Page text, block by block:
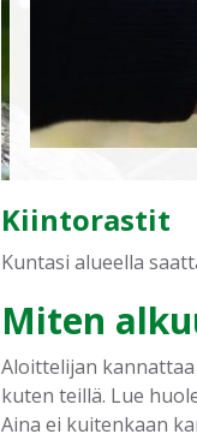
Kiintorastit
Kuntasi alueella
Miten
Aloittelijan
kuten teillä. Lue
Aina ei kuitenkaan